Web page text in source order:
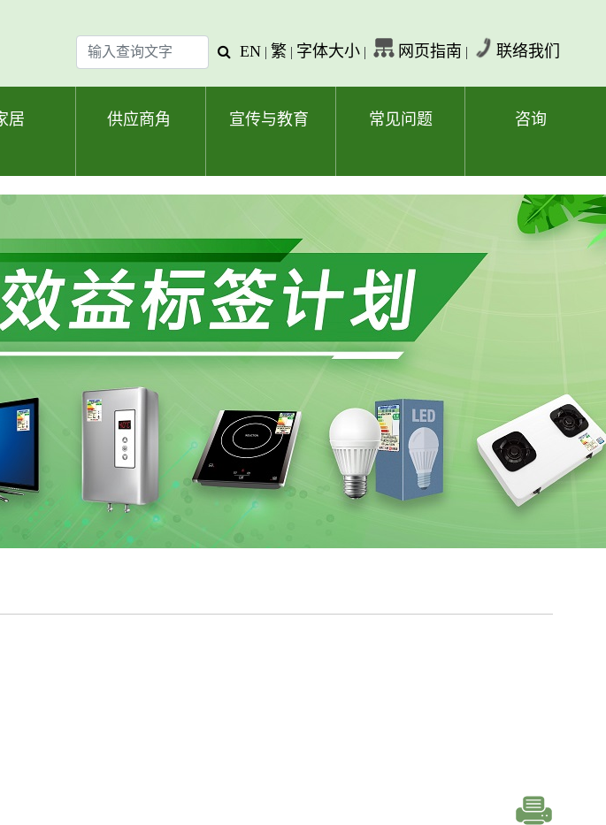
输
入
查
查
字
EN | 繁 | 字体大小 | 网页指南 | 联络我们
居 供应商角 宣传与教育 常见问题 咨询